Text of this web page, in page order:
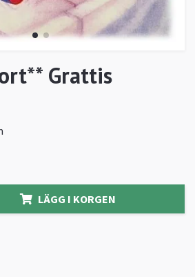
Grattis
LÄGG I KORGEN